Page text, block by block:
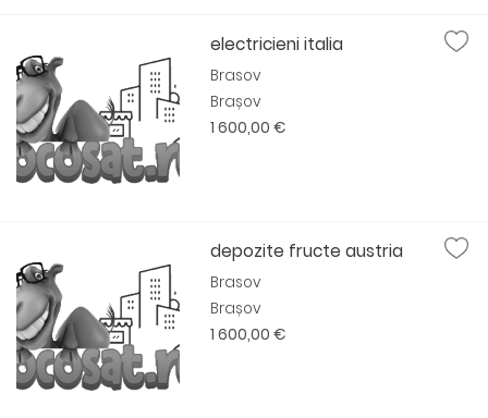
electricieni italia
Brasov
Brașov
1 600,00 €
depozite fructe austria
Brasov
Brașov
1 600,00 €